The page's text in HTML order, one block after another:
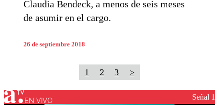
Claudia Bendeck, a menos de seis meses
de asumir en el cargo.
26 de septiembre 2018
1 2 3 >
EN VIVO Señal 1